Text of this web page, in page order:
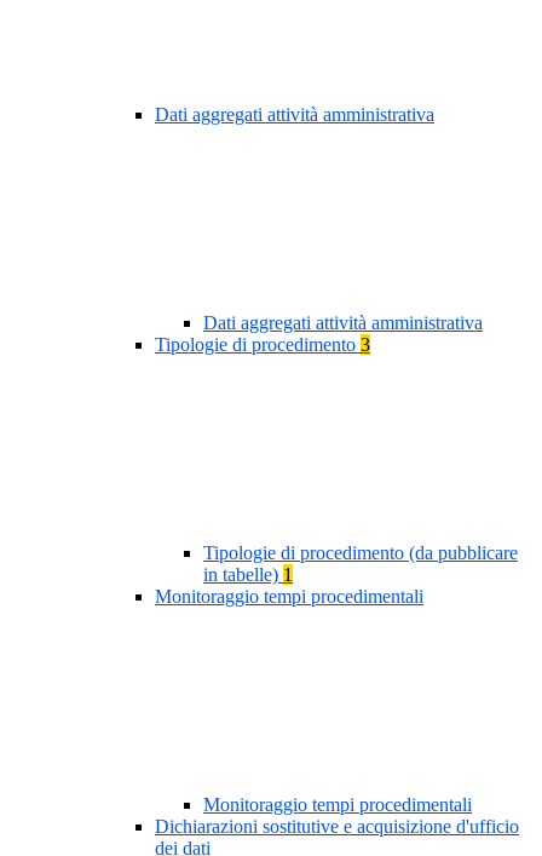
Dati aggregati attività amministrativa
Dati aggregati attività amministrativa
Tipologie di procedimento 3
Tipologie di procedimento (da pubblicare
in tabelle) 1
Monitoraggio tempi procedimentali
Monitoraggio tempi procedimentali
Dichiarazioni sostitutive e acquisizione d'ufficio
dei dati